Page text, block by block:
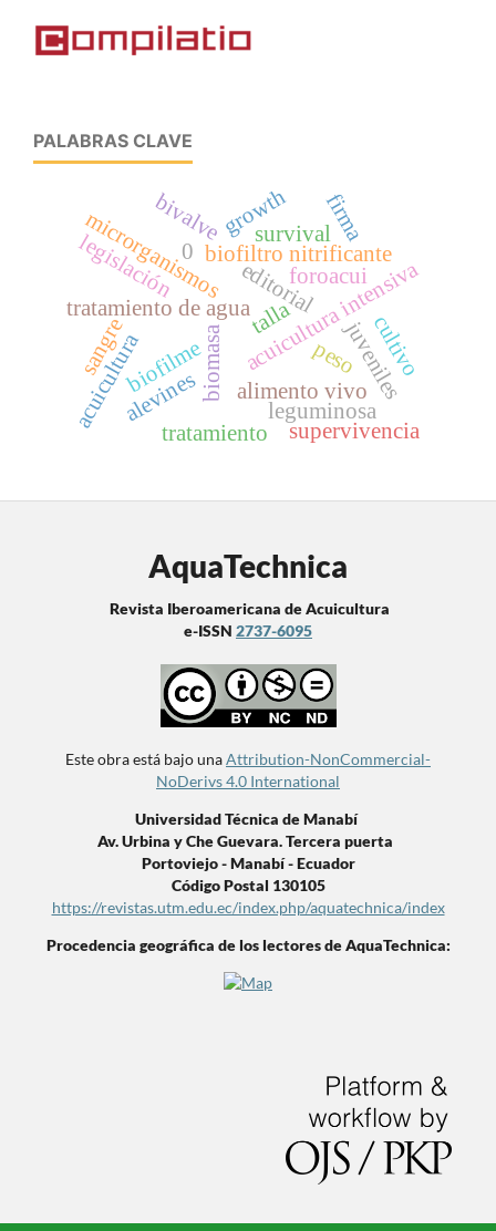
PALABRAS CLAVE
editorial
acuicultura intensiva
biofiltro nitrificante
tratamiento de agua
biomasa alimento vivo
biofilme
microrganismos
acuicultura
firma
foroacui
0
bivalvegrowth
juveniles
survival
talla
peso
leguminosa
alevines
legislación
cultivo
supervivencia
sangre
tratamiento
AquaTechnica
Revista Iberoamericana de Acuicultura
e-ISSN 2737-6095
Este obra está bajo unaAttribution-NonCommercial-
NoDerivs 4.0 International
Universidad Técnica de Manabí
Av. Urbina y Che Guevara. Tercera puerta
Portoviejo - Manabí - Ecuador
Código Postal 130105
https://revistas.utm.edu.ec/index.php/aquatechnica/index
Procedencia geográfica de los lectores de AquaTechnica: